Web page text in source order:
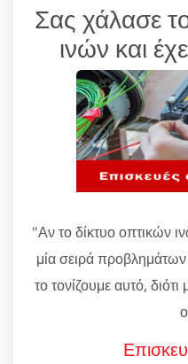
Σας χάλασε
ινών και
"Αν το δίκτυο οπτικών
μία σειρά
το τονίζουμε αυτό,